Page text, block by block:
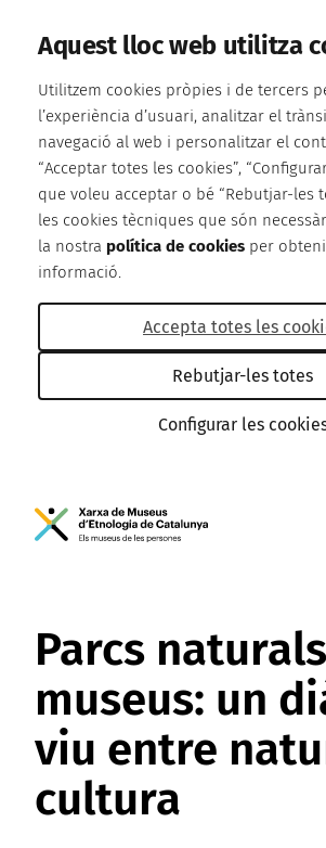
Aquest lloc web utilitza
Utilitzem cookies pròpies i de tercers
l’experiència d’usuari, analitzar el
navegació al web i personalitzar el
“Acceptar totes les cookies”,
que voleu acceptar o bé “Rebutjar-les
les cookies tècniques que són
la nostra política de cookies per
informació.
Accepta totes les
Rebutjar-les totes
Configurar les
Parcs
museus: un
viu entre
cultura